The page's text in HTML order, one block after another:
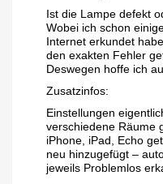
Ist die Lampe defekt
Wobei ich schon
Internet erkundet
den exakten Fehler
Deswegen hoffe ich
Zusatzinfos:
Einstellungen
verschiedene Räume
iPhone, iPad, Echo
neu hinzugefügt –
jeweils Problemlos